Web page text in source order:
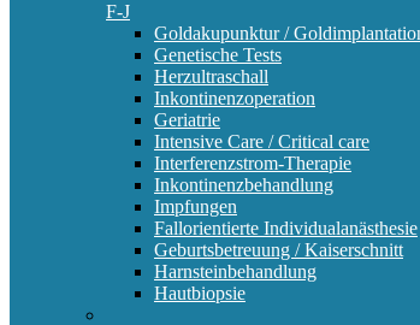
F-J
Goldakupunktur /
Genetische Tests
Herzultraschall
Inkontinenzoperation
Geriatrie
Intensive Care / Critical care
Interferenzstrom-Therapie
Inkontinenzbehandlung
Impfungen
Fallorientierte Individualanästhesie
Geburtsbetreuung / Kaiserschnitt
Harnsteinbehandlung
Hautbiopsie